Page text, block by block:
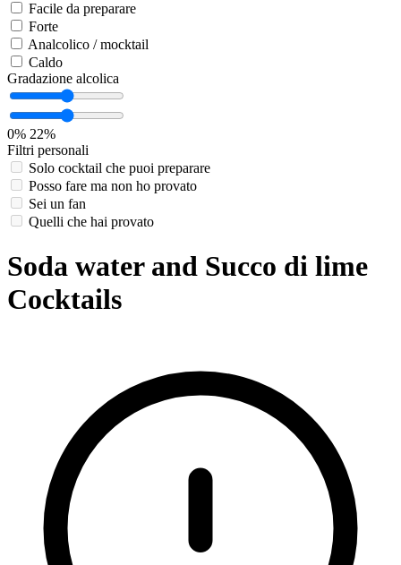
Facile da preparare
Forte
Analcolico / mocktail
Caldo
Gradazione alcolica
0% 22%
Filtri personali
Solo cocktail che puoi preparare
Posso fare ma non ho provato
Sei un fan
Quelli che hai provato
Soda water and Succo di lime
Cocktails